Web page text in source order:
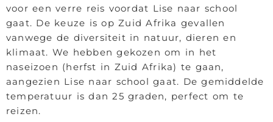
voor een verre reis voordat Lise naar school
gaat. De keuze is op Zuid Afrika gevallen
vanwege de diversiteit in natuur, dieren en
klimaat. We hebben gekozen om in het
naseizoen (herfst in Zuid Afrika) te gaan,
aangezien Lise naar school gaat. De gemiddelde
temperatuur is dan 25 graden, perfect om te
reizen.